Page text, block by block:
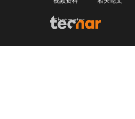
Shotmeter
Skip to content